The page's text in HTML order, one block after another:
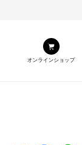
オンラインショップ